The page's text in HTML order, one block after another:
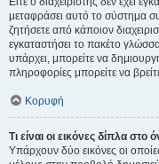
μεταφράσει αυτό το σύστημα
ζητήσετε από κάποιον
εγκαταστήσει το πακέτο
υπάρχει, μπορείτε να
πληροφορίες μπορείτε να
Κορυφή
Τι είναι οι εικόνες δίπλα
Υπάρχουν δύο εικόνες οι